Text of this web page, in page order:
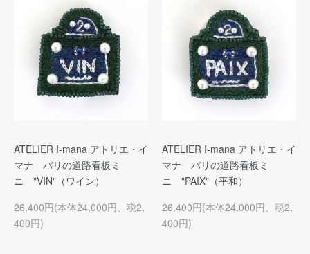
ATELIER I-mana アトリエ・イ
マナ パリの道路看板ミ
ニ "VIN"（ワイン）
26,400円(本体24,000円、税2,
400円)
ATELIER I-mana アトリエ・イ
マナ パリの道路看板ミ
ニ "PAIX"（平和）
26,400円(本体24,000円、税2,
400円)